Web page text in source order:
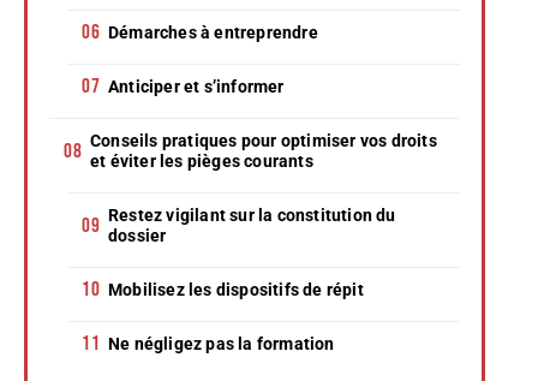
Démarches à entreprendre
Anticiper et s’informer
Conseils pratiques pour optimiser vos droits
et éviter les pièges courants
Restez vigilant sur la constitution du
dossier
Mobilisez les dispositifs de répit
Ne négligez pas la formation